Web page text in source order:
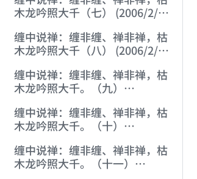
木龙吟照大千（七） (2006/2/2
缠中说禅：缠非缠、禅非禅，枯
木龙吟照大千（八） (2006/2/2
缠中说禅：缠非缠、禅非禅，枯
木龙吟照大千。（九）
缠中说禅：缠非缠、禅非禅，枯
木龙吟照大千。（十）
缠中说禅：缠非缠、禅非禅，枯
木龙吟照大千。（十一）